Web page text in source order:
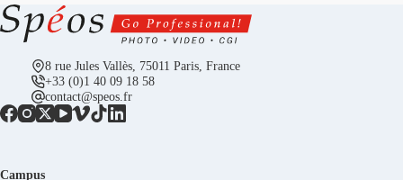
8 rue Jules Vallès, 75011 Paris, France
+33 (0)1 40 09 18 58
contact@speos.fr
Campus